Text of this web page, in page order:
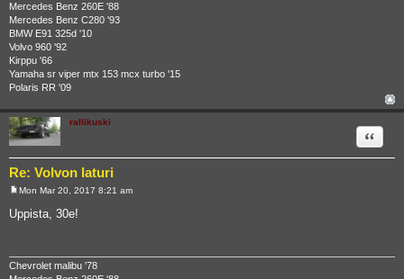
Mercedes Benz 260E '88
Mercedes Benz C280 '93
BMW E91 325d '10
Volvo 960 '92
Kirppu '66
Yamaha sr viper mtx 153 mcx turbo '15
Polaris RR '09
rallikuski
Re: Volvon laturi
Quote
s
Mon Mar 20, 2017 8:21 am
Uppista, 30e!
Chevrolet malibu '78